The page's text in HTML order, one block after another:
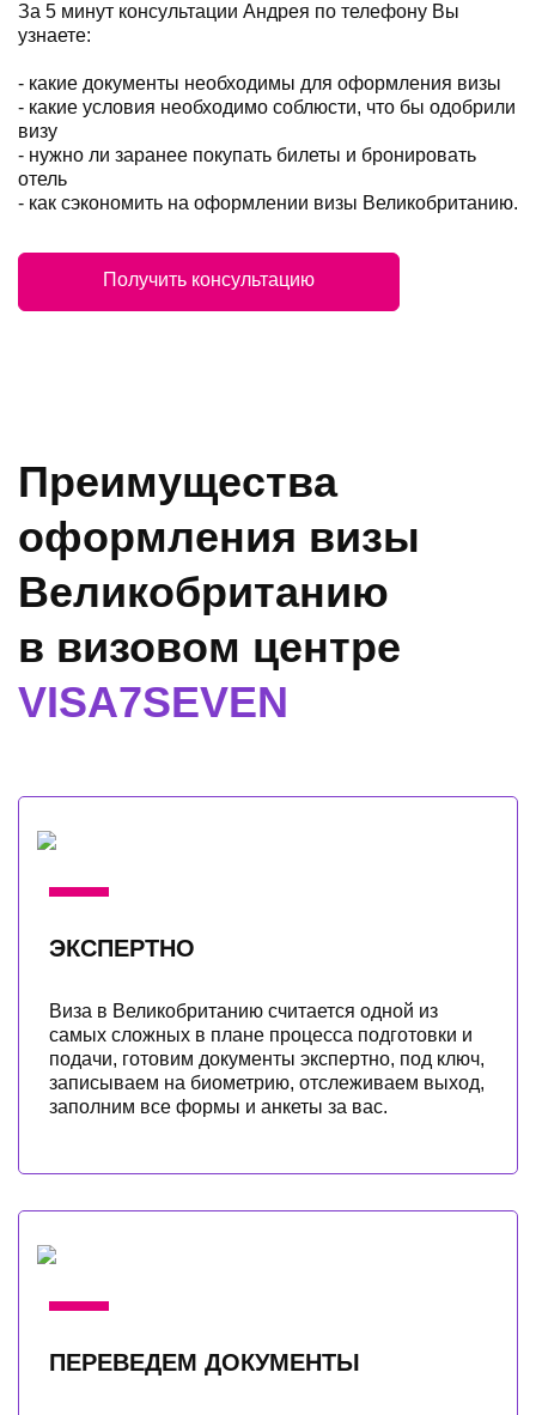
За 5 минут консультации Андрея по телефону Вы
узнаете:
- какие документы необходимы для оформления визы
- какие условия необходимо соблюсти, что бы одобрили
визу
- нужно ли заранее покупать билеты и бронировать
отель
- как сэкономить на оформлении визы Великобританию.
Получить консультацию
Преимущества
оформления визы
Великобританию
в визовом центре
VISA7SEVEN
ЭКСПЕРТНО
Виза в Великобританию считается одной из
самых сложных в плане процесса подготовки и
подачи, готовим документы экспертно, под ключ,
записываем на биометрию, отслеживаем выход,
заполним все формы и анкеты за вас.
ПЕРЕВЕДЕМ ДОКУМЕНТЫ